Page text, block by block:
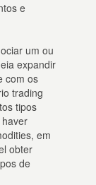
e
um ou
expandir
com os
trading
tipos
em
obter
de